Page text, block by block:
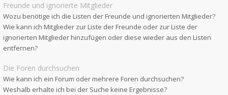
Freunde und ignorierte Mitglieder
Wozu benötige ich die Listen der Freunde und ignorierten Mitglieder?
Wie kann ich Mitglieder zur Liste der Freunde oder zur Liste der
ignorierten Mitglieder hinzufügen oder diese wieder aus den Listen
entfernen?
Die Foren durchsuchen
Wie kann ich ein Forum oder mehrere Foren durchsuchen?
Weshalb erhalte ich bei der Suche keine Ergebnisse?